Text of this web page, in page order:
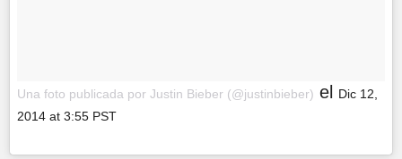
Una foto publicada por Justin Bieber (@justinbieber) el
Dic 12,
2014 at 3:55 PST